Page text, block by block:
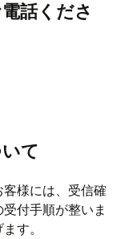
話くださ
て
様には、受信確
付手順が整いま
す。